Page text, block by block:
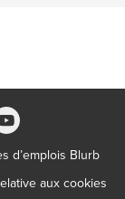
d’emplois Blurb
aux cookies